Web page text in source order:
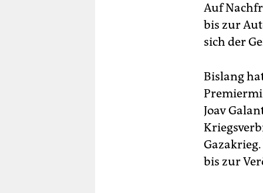
Auf
bis zur
sich der
Bislang
Joav
bis zur